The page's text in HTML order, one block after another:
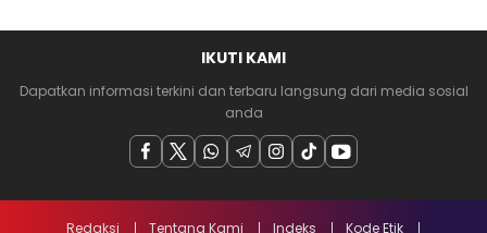
IKUTI KAMI
Dapatkan informasi terkini dan terbaru langsung dari media sosial
anda
Redaksi Tentang Kami Indeks Kode Etik